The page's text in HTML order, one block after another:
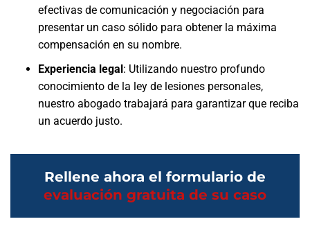
efectivas de comunicación y negociación para
presentar un caso sólido para obtener la máxima
compensación en su nombre.
Experiencia legal: Utilizando nuestro profundo
conocimiento de la ley de lesiones personales,
nuestro abogado trabajará para garantizar que reciba
un acuerdo justo.
Rellene ahora el formulario de
evaluación gratuita de su caso